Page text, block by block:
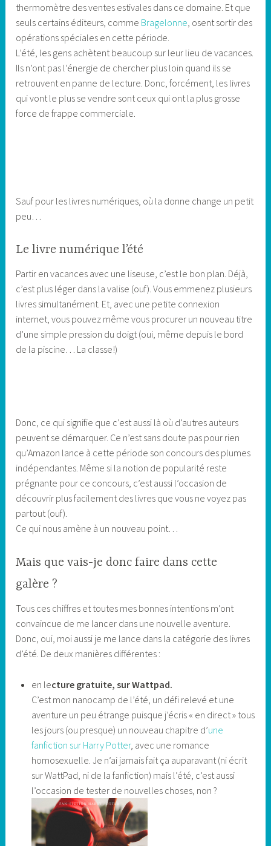
thermomètre des ventes estivales dans ce domaine. Et que
seuls certains éditeurs, comme Bragelonne , osent sortir des
opérations spéciales en cette période.
L’été, les gens achètent beaucoup sur leur lieu de vacances.
Ils n’ont pas l’énergie de chercher plus loin quand ils se
retrouvent en panne de lecture. Donc, forcément, les livres
qui vont le plus se vendre sont ceux qui ont la plus grosse
force de frappe commerciale.
Sauf pour les livres numériques, où la donne change un petit
peu…
Le livre numérique l’été
Partir en vacances avec une liseuse, c’est le bon plan. Déjà,
c’est plus léger dans la valise (ouf). Vous emmenez plusieurs
livres simultanément. Et, avec une petite connexion
internet, vous pouvez même vous procurer un nouveau titre
d’une simple pression du doigt (oui, même depuis le bord
de la piscine… La classe!)
Donc, ce qui signifie que c’est aussi là où d’autres auteurs
peuvent se démarquer. Ce n’est sans doute pas pour rien
qu’Amazon lance à cette période son concours des plumes
indépendantes. Même si la notion de popularité reste
prégnante pour ce concours, c’est aussi l’occasion de
découvrir plus facilement des livres que vous ne voyez pas
partout (ouf).
Ce qui nous amène à un nouveau point…
Mais que vais-je donc faire dans cette
galère ?
Tous ces chiffres et toutes mes bonnes intentions m’ont
convaincue de me lancer dans une nouvelle aventure.
Donc, oui, moi aussi je me lance dans la catégorie des livres
d’été. De deux manières différentes :
en lecture gratuite, sur Wattpad.
C’est mon nanocamp de l’été, un défi relevé et une
aventure un peu étrange puisque j’écris « en direct » tous
les jours (ou presque) un nouveau chapitre d’une
fanfiction sur Harry Potter, avec une romance
homosexuelle. Je n’ai jamais fait ça auparavant (ni écrit
sur WattPad, ni de la fanfiction) mais l’été, c’est aussi
l’occasion de tester de nouvelles choses, non ?